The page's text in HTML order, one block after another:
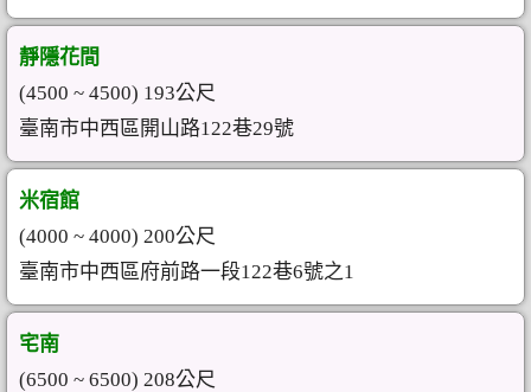
靜隱花間
(4500 ~ 4500) 193公尺
臺南市中西區開山路122巷29號
米宿館
(4000 ~ 4000) 200公尺
臺南市中西區府前路一段122巷6號之1
宅南
(6500 ~ 6500) 208公尺